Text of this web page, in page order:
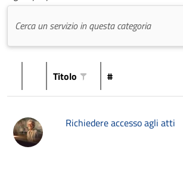
Titolo #
Richiedere accesso agli atti